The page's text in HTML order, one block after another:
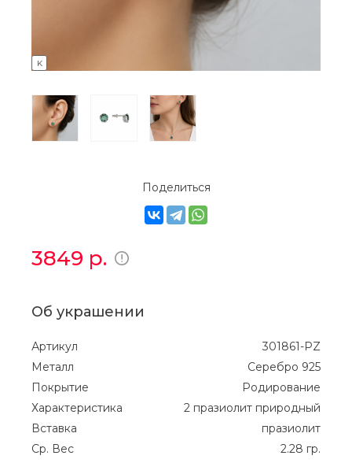
K
Поделиться
3849 р.
Об украшении
Артикул
301861-PZ
Металл
Серебро 925
Покрытие
Родирование
Характеристика
2 празиолит природный
Вставка
празиолит
Ср. Вес
2.28 гр.